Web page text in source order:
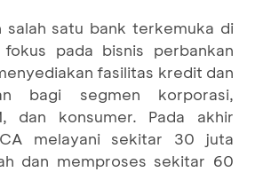
salah satu bank terkemuka di
pada bisnis perbankan
fasilitas kredit dan
bagi segmen korporasi,
dan konsumer. Pada akhir
melayani sekitar 30 juta
dan memproses sekitar 60